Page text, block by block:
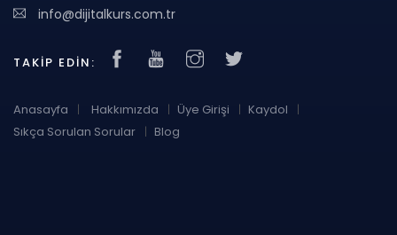
info@dijitalkurs.com.tr
TAKIP EDIN:
Anasayfa Hakkımızda Üye Girişi
Kaydol
Sıkça Sorulan Sorular
Blog